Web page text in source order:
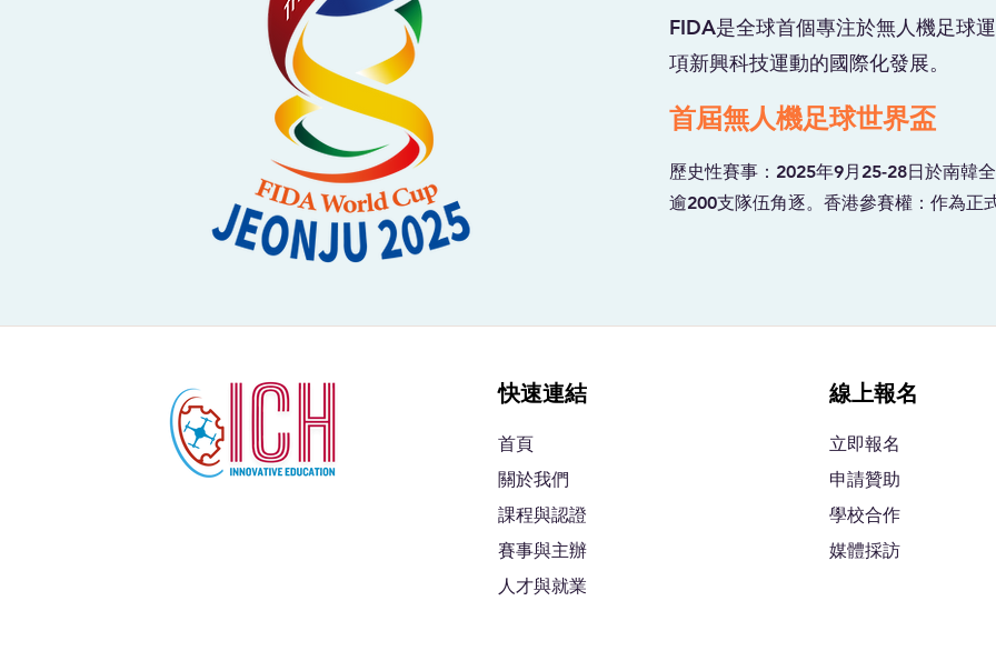
FIDA是全球首個專注於無人機足球
項新興科技運動的國際化發展。
首屆無人機足球世界盃
歷史性賽事：2025年9月25-28日於南韓
逾200支隊伍角逐。香港參賽權：作為正
快速連結
⾸⾴
關於我們
課程與認證
賽事與主辦
人才與就業
線上報名
立即報名
申請贊助
學校合作
媒體採訪